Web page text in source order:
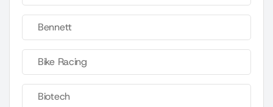
Bennett
Bike Racing
Biotech